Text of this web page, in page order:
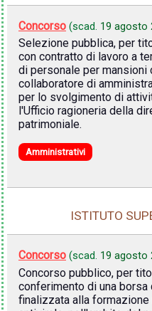
Concorso (scad. 19 agosto
Selezione pubblica, per
con contratto di lavoro a
di personale per
collaboratore di
per lo svolgimento di
l'Ufficio ragioneria della
patrimoniale.
Amministrativi
ISTITUTO
Concorso (scad. 19 agosto
Concorso pubblico, per
conferimento di una
finalizzata alla